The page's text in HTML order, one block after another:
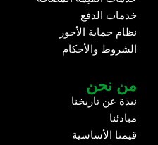
خدمات الدفع
نظام حماية الأجور
الشروط والأحكام
من نحن
نبذة عن تاريخنا
مبادئنا
قيمنا الأساسية